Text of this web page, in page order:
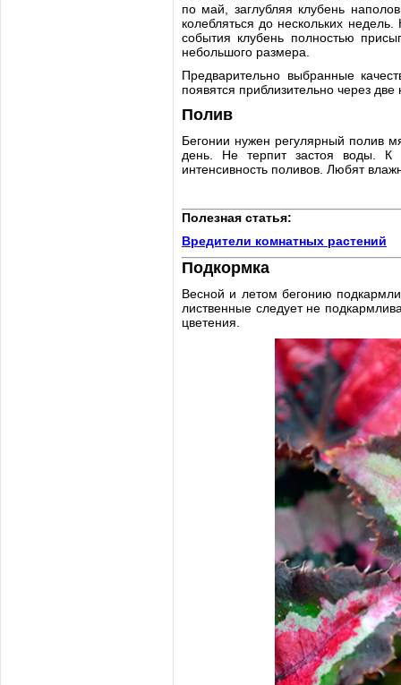
по май, заглубляя клубень
колебляться до нескольких
события клубень полностью
небольшого размера.
Предварительно выбранные
появятся приблизительно через
Полив
Бегонии нужен регулярный полив
день. Не терпит застоя воды.
интенсивность поливов. Любят
Полезная статья:
Вредители комнатных растений
Подкормка
Весной и летом бегонию
лиственные следует не
цветения.